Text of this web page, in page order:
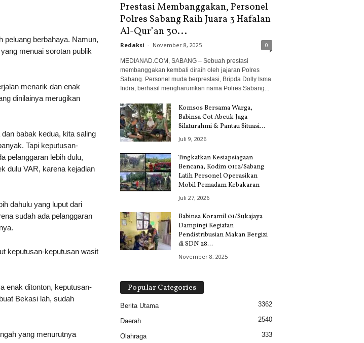
peluang berbahaya. Namun,
menuai sorotan publik
menarik dan enak
dinilainya merugikan
babak kedua, kita saling
Tapi keputusan-
pelanggaran lebih dulu,
dulu VAR, karena kejadian
dahulu yang luput dari
sudah ada pelanggaran
keputusan-keputusan wasit
enak ditonton, keputusan-
Bekasi lah, sudah
yang menurutnya
Prestasi Membanggakan, Personel
Polres Sabang Raih Juara 3 Hafalan
Al-Qur’an 30...
Redaksi - November 8, 2025 0
MEDIANAD.COM, SABANG – Sebuah prestasi
membanggakan kembali diraih oleh jajaran Polres
Sabang. Personel muda berprestasi, Bripda Dolly Isma
Indra, berhasil mengharumkan nama Polres Sabang...
Komsos Bersama Warga,
Babinsa Cot Abeuk Jaga
Silaturahmi & Pantau Situasi...
Juli 9, 2026
Tingkatkan Kesiapsiagaan
Bencana, Kodim 0112/Sabang
Latih Personel Operasikan
Mobil Pemadam Kebakaran
Juli 27, 2026
Babinsa Koramil 01/Sukajaya
Dampingi Kegiatan
Pendistribusian Makan Bergizi
di SDN 28...
November 8, 2025
Popular Categories
Berita Utama 3362
Daerah 2540
Olahraga 333